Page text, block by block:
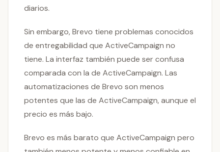
diarios.
Sin embargo, Brevo tiene problemas conocidos
de entregabilidad que ActiveCampaign no
tiene. La interfaz también puede ser confusa
comparada con la de ActiveCampaign. Las
automatizaciones de Brevo son menos
potentes que las de ActiveCampaign, aunque el
precio es más bajo.
Brevo es más barato que ActiveCampaign pero